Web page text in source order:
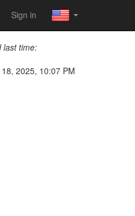
Sign in
last time:
2025, 10:07 PM